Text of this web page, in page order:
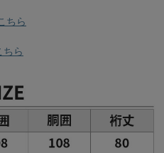
ちら
ちら